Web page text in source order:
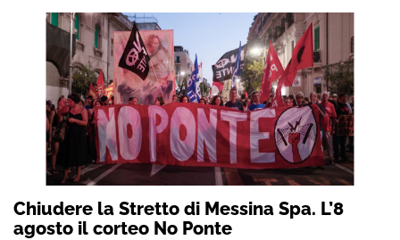
Chiudere la Stretto di Messina Spa. L’8
agosto il corteo No Ponte